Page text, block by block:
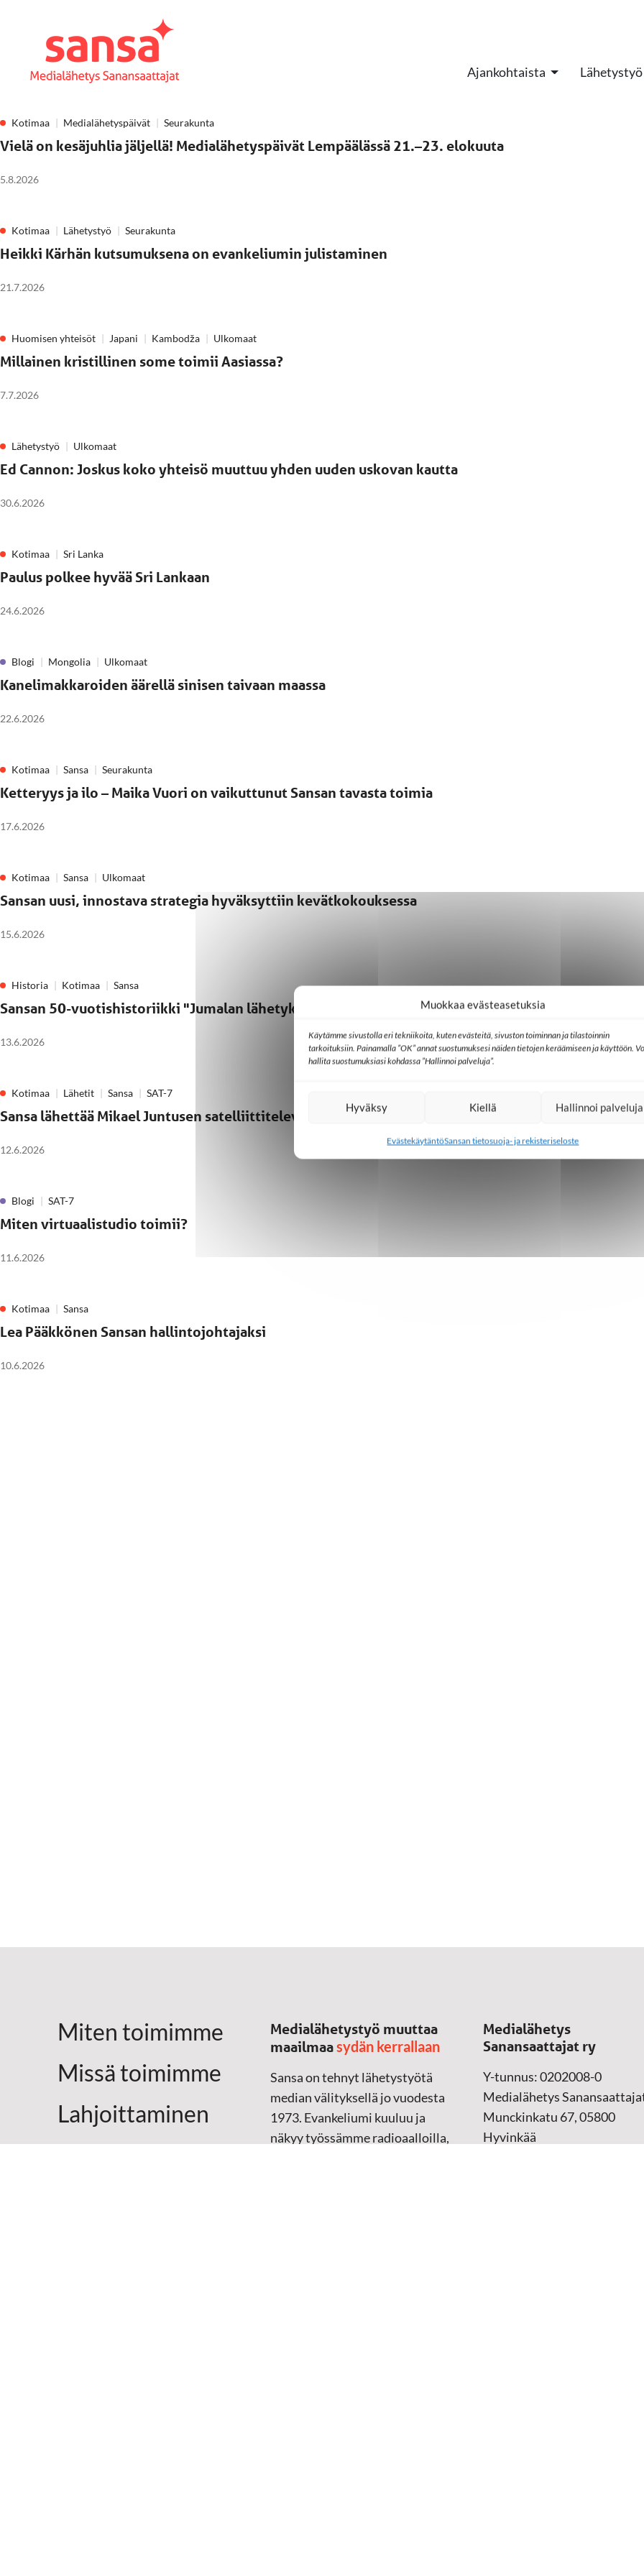
Muokkaa evästeasetuksia
Käytämme sivustolla eri tekniikoita, kuten evästeitä, sivuston toiminnan ja tilastoinnin
tarkoituksiin. Painamalla ”OK” annat suostumuksesi näiden tietojen keräämiseen ja käyttöön.
hallita suostumuksiasi kohdassa ”Hallinnoi palveluja”.
Hyväksy Kiellä Hallinnoi palveluja
EvästekäytäntöSansan tietosuoja- ja rekisteriseloste
Ajankohtaista Lähetystyö
Kotimaa Medialähetyspäivät Seurakunta
Vielä on kesäjuhlia jäljellä! Medialähetyspäivät Lempäälässä 21.–23. elokuuta
5.8.2026
Kotimaa Lähetystyö Seurakunta
Heikki Kärhän kutsumuksena on evankeliumin julistaminen
21.7.2026
Huomisen yhteisöt Japani Kambodža Ulkomaat
Millainen kristillinen some toimii Aasiassa?
7.7.2026
Lähetystyö Ulkomaat
Ed Cannon: Joskus koko yhteisö muuttuu yhden uuden uskovan kautta
30.6.2026
Kotimaa Sri Lanka
Paulus polkee hyvää Sri Lankaan
24.6.2026
Blogi Mongolia Ulkomaat
Kanelimakkaroiden äärellä sinisen taivaan maassa
22.6.2026
Kotimaa Sansa Seurakunta
Ketteryys ja ilo – Maika Vuori on vaikuttunut Sansan tavasta toimia
17.6.2026
Kotimaa Sansa Ulkomaat
Sansan uusi, innostava strategia hyväksyttiin kevätkokouksessa
15.6.2026
Historia Kotimaa Sansa
Sansan 50-vuotishistoriikki "Jumalan lähetyksen virrassa" on vahva tarina uskosta ja kasvusta
13.6.2026
Kotimaa Lähetit Sansa SAT-7
Sansa lähettää Mikael Juntusen satelliittitelevisio SAT-7:n työhön
12.6.2026
Blogi SAT-7
Miten virtuaalistudio toimii?
11.6.2026
Kotimaa Sansa
Lea Pääkkönen Sansan hallintojohtajaksi
10.6.2026
Miten toimimme
Missä toimimme
Lahjoittaminen
Medialähetystyö muuttaa
maailmaasydän kerrallaan
Sansa on tehnyt lähetystyötä
median välityksellä jo vuodesta
1973. Evankeliumi kuuluu ja
näkyy työssämme radioaalloilla,
Medialähetys
Sanansaattajat ry
Y-tunnus: 0202008-0
Medialähetys
Munckinkatu 67, 05800
Hyvinkää